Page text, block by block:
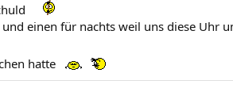
einen für nachts weil uns diese Uhr
hatte